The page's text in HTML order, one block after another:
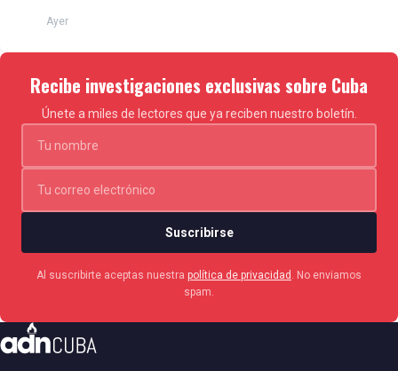
Ayer
Recibe investigaciones exclusivas sobre Cuba
Únete a miles de lectores que ya reciben nuestro boletín.
Suscribirse
Al suscribirte aceptas nuestra política de privacidad . No enviamos
spam.